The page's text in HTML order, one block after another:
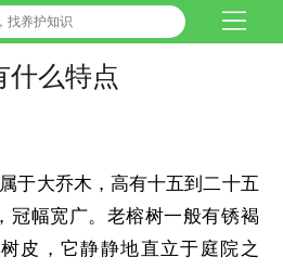
什么特点
于大乔木，高有十五到二十五
冠幅宽广。老榕树一般有锈褐
皮，它静静地直立于庭院之